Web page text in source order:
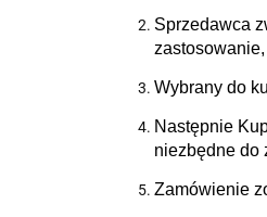
Sprzedawca
Wybrany do
Następnie
niezbędne do
Zamówienie